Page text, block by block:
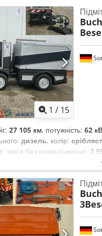
1 / 15
27 105 км, потужність: 62
дизель, колір:
, маса без навантаження: 2
денна
бортовий
датчики, фільтр сажі,